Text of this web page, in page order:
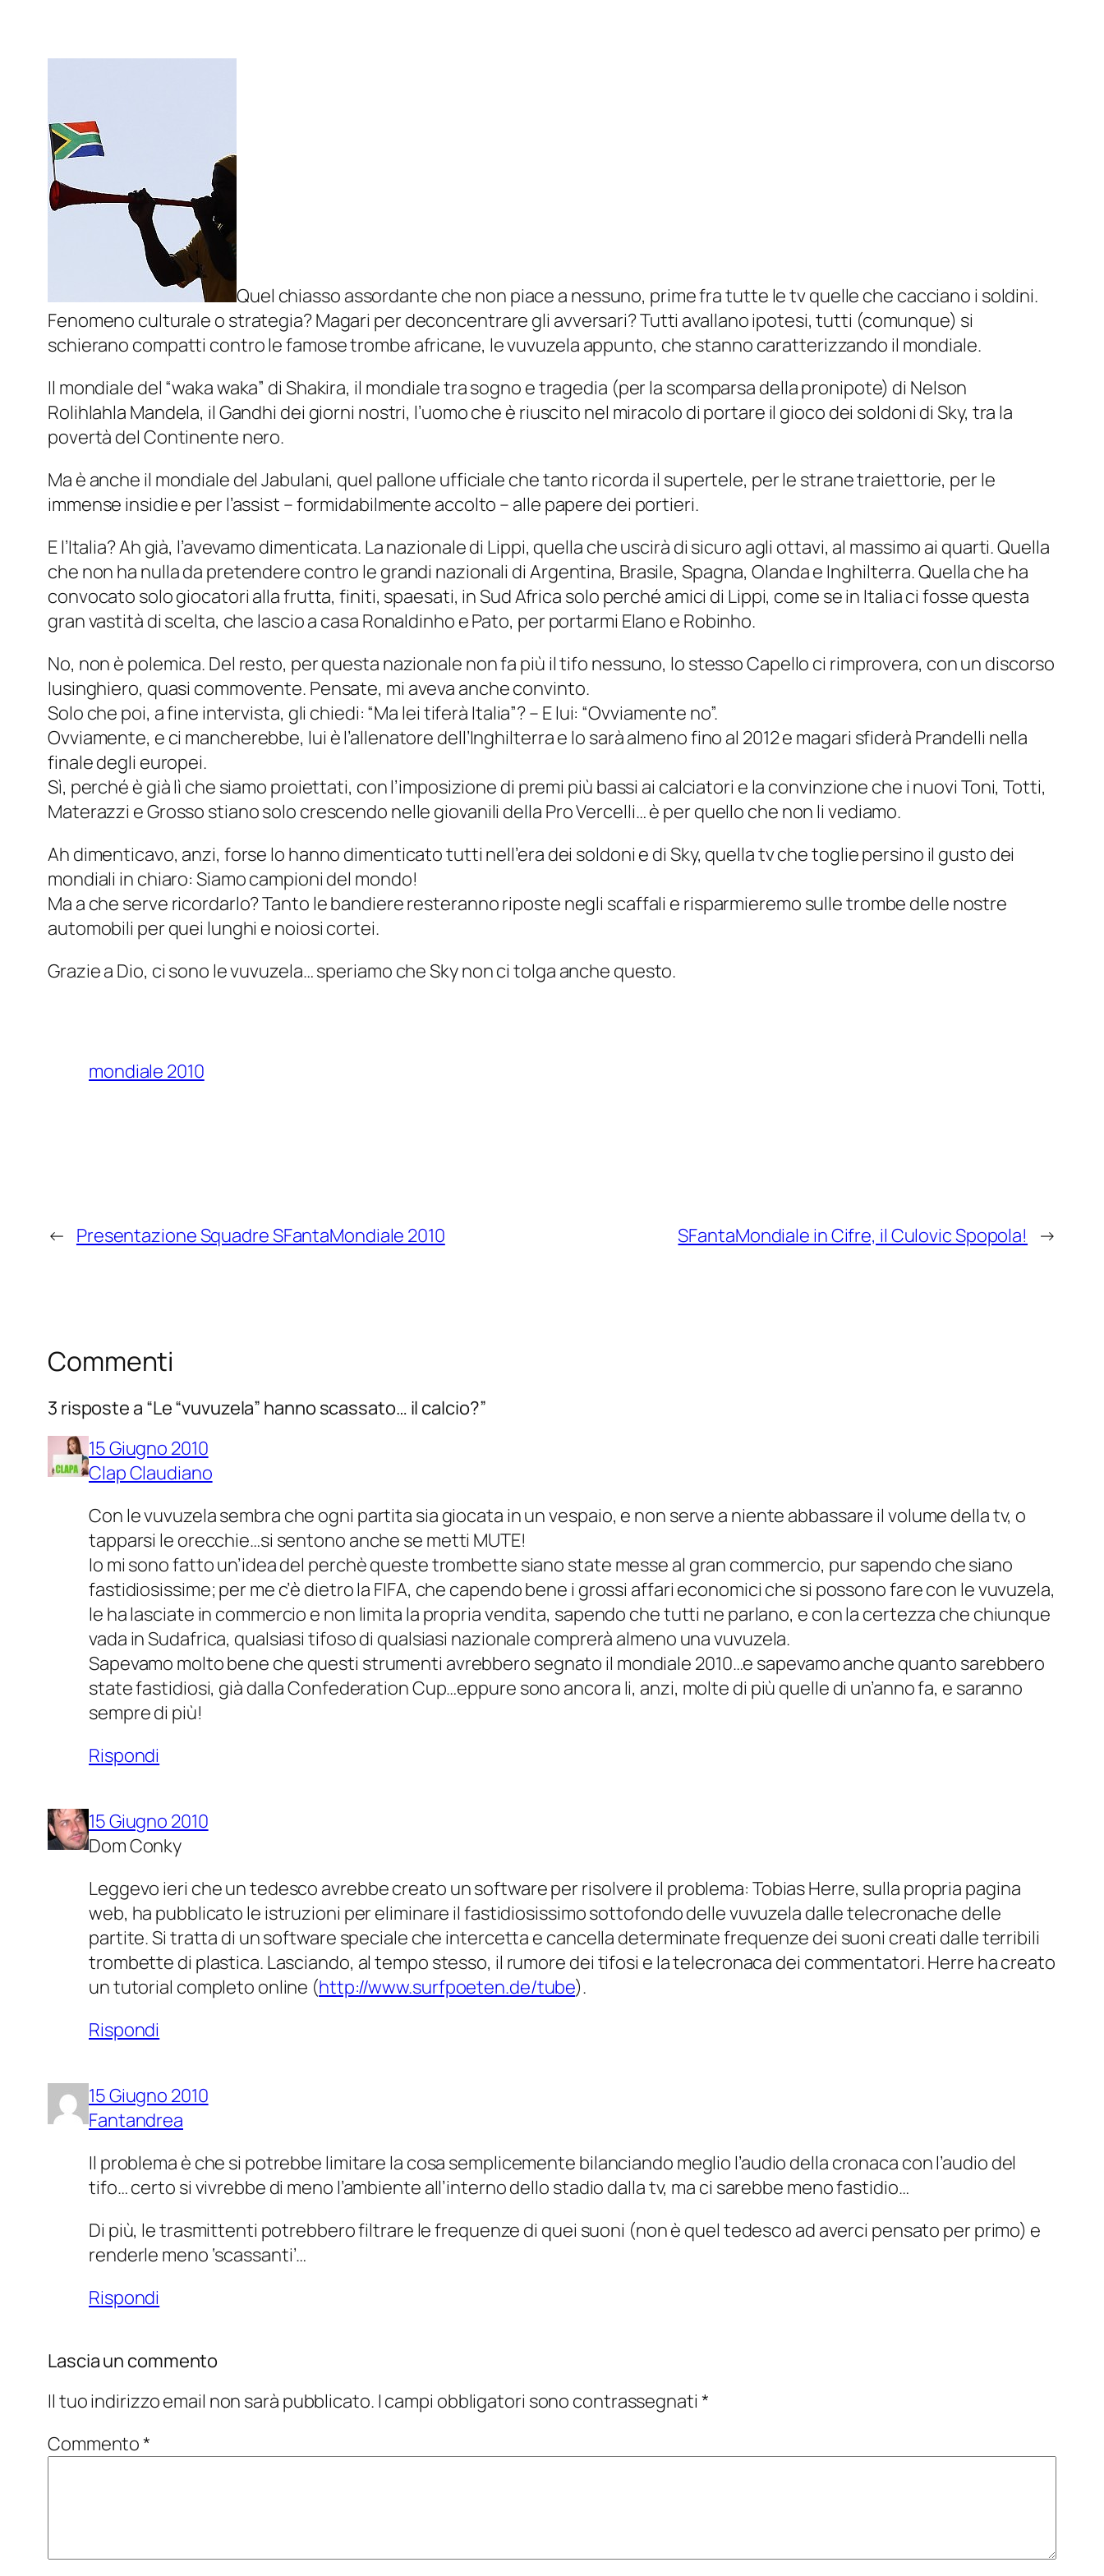
Quel chiasso assordante che non piace a nessuno, prime fra tutte le tv quelle che cacciano i soldini.
Fenomeno culturale o strategia? Magari per deconcentrare gli avversari? Tutti avallano ipotesi, tutti (comunque) si
schierano compatti contro le famose trombe africane, le vuvuzela appunto, che stanno caratterizzando il mondiale.
Il mondiale del “waka waka” di Shakira, il mondiale tra sogno e tragedia (per la scomparsa della pronipote) di Nelson
Rolihlahla Mandela, il Gandhi dei giorni nostri, l’uomo che è riuscito nel miracolo di portare il gioco dei soldoni di Sky, tra la
povertà del Continente nero.
Ma è anche il mondiale del Jabulani, quel pallone ufficiale che tanto ricorda il supertele, per le strane traiettorie, per le
immense insidie e per l’assist – formidabilmente accolto – alle papere dei portieri.
E l’Italia? Ah già, l’avevamo dimenticata. La nazionale di Lippi, quella che uscirà di sicuro agli ottavi, al massimo ai quarti. Quella
che non ha nulla da pretendere contro le grandi nazionali di Argentina, Brasile, Spagna, Olanda e Inghilterra. Quella che ha
convocato solo giocatori alla frutta, finiti, spaesati, in Sud Africa solo perché amici di Lippi, come se in Italia ci fosse questa
gran vastità di scelta, che lascio a casa Ronaldinho e Pato, per portarmi Elano e Robinho.
No, non è polemica. Del resto, per questa nazionale non fa più il tifo nessuno, lo stesso Capello ci rimprovera, con un discorso
lusinghiero, quasi commovente. Pensate, mi aveva anche convinto.
Solo che poi, a fine intervista, gli chiedi: “Ma lei tiferà Italia”? – E lui: “Ovviamente no”.
Ovviamente, e ci mancherebbe, lui è l’allenatore dell’Inghilterra e lo sarà almeno fino al 2012 e magari sfiderà Prandelli nella
finale degli europei.
Sì, perché è già lì che siamo proiettati, con l’imposizione di premi più bassi ai calciatori e la convinzione che i nuovi Toni, Totti,
Materazzi e Grosso stiano solo crescendo nelle giovanili della Pro Vercelli… è per quello che non li vediamo.
Ah dimenticavo, anzi, forse lo hanno dimenticato tutti nell’era dei soldoni e di Sky, quella tv che toglie persino il gusto dei
mondiali in chiaro: Siamo campioni del mondo!
Ma a che serve ricordarlo? Tanto le bandiere resteranno riposte negli scaffali e risparmieremo sulle trombe delle nostre
automobili per quei lunghi e noiosi cortei.
Grazie a Dio, ci sono le vuvuzela… speriamo che Sky non ci tolga anche questo.
mondiale 2010
← Presentazione Squadre SFantaMondiale 2010 SFantaMondiale in Cifre, il Culovic Spopola! →
Commenti
3 risposte a “Le “vuvuzela” hanno scassato… il calcio?”
15 Giugno 2010
Clap Claudiano
Con le vuvuzela sembra che ogni partita sia giocata in un vespaio, e non serve a niente abbassare il volume della tv, o
tapparsi le orecchie…si sentono anche se metti MUTE!
Io mi sono fatto un’idea del perchè queste trombette siano state messe al gran commercio, pur sapendo che siano
fastidiosissime; per me c’è dietro la FIFA, che capendo bene i grossi affari economici che si possono fare con le vuvuzela,
le ha lasciate in commercio e non limita la propria vendita, sapendo che tutti ne parlano, e con la certezza che chiunque
vada in Sudafrica, qualsiasi tifoso di qualsiasi nazionale comprerà almeno una vuvuzela.
Sapevamo molto bene che questi strumenti avrebbero segnato il mondiale 2010…e sapevamo anche quanto sarebbero
state fastidiosi, già dalla Confederation Cup…eppure sono ancora li, anzi, molte di più quelle di un’anno fa, e saranno
sempre di più!
Rispondi
15 Giugno 2010
Dom Conky
Leggevo ieri che un tedesco avrebbe creato un software per risolvere il problema: Tobias Herre, sulla propria pagina
web, ha pubblicato le istruzioni per eliminare il fastidiosissimo sottofondo delle vuvuzela dalle telecronache delle
partite. Si tratta di un software speciale che intercetta e cancella determinate frequenze dei suoni creati dalle terribili
trombette di plastica. Lasciando, al tempo stesso, il rumore dei tifosi e la telecronaca dei commentatori. Herre ha creato
un tutorial completo online (http://www.surfpoeten.de/tube).
Rispondi
15 Giugno 2010
Fantandrea
Il problema è che si potrebbe limitare la cosa semplicemente bilanciando meglio l’audio della cronaca con l’audio del
tifo… certo si vivrebbe di meno l’ambiente all’interno dello stadio dalla tv, ma ci sarebbe meno fastidio…
Di più, le trasmittenti potrebbero filtrare le frequenze di quei suoni (non è quel tedesco ad averci pensato per primo) e
renderle meno ‘scassanti’…
Rispondi
Lascia un commento
Il tuo indirizzo email non sarà pubblicato. I campi obbligatori sono contrassegnati *
Commento*